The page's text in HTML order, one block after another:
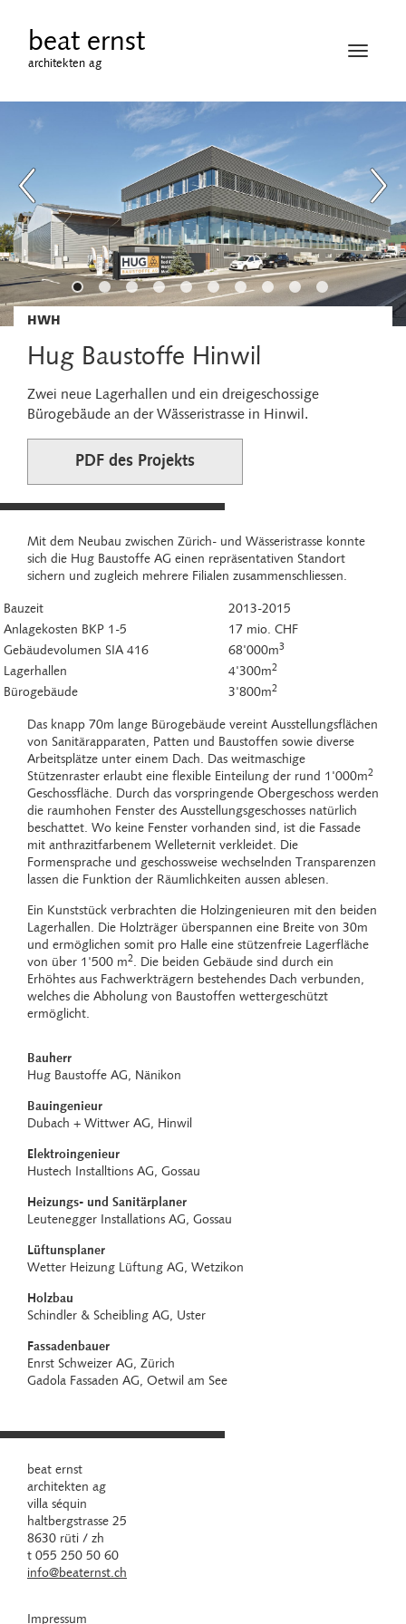
beat ernst
architekten ag
HWH
Hug Baustoffe Hinwil
Zwei neue Lagerhallen und ein dreigeschossige
Bürogebäude an der Wässeristrasse in Hinwil.
PDF des Projekts
Mit dem Neubau zwischen Zürich- und Wässeristrasse konnte
sich die Hug Baustoffe AG einen repräsentativen Standort
sichern und zugleich mehrere Filialen zusammenschliessen.
Bauzeit
2013-2015
Anlagekosten BKP 1-5
17 mio. CHF
Gebäudevolumen SIA 416
68'000m3
Lagerhallen 4'300m2
Bürogebäude 3'800m2
Das knapp 70m lange Bürogebäude vereint Ausstellungsflächen
von Sanitärapparaten, Patten und Baustoffen sowie diverse
Arbeitsplätze unter einem Dach. Das weitmaschige
Stützenraster erlaubt eine flexible Einteilung der rund 1'000m2
Geschossfläche. Durch das vorspringende Obergeschoss werden
die raumhohen Fenster des Ausstellungsgeschosses natürlich
beschattet. Wo keine Fenster vorhanden sind, ist die Fassade
mit anthrazitfarbenem Welleternit verkleidet. Die
Formensprache und geschossweise wechselnden Transparenzen
lassen die Funktion der Räumlichkeiten aussen ablesen.
Ein Kunststück verbrachten die Holzingenieuren mit den beiden
Lagerhallen. Die Holzträger überspannen eine Breite von 30m
und ermöglichen somit pro Halle eine stützenfreie Lagerfläche
von über 1'500 m2. Die beiden Gebäude sind durch ein
Erhöhtes aus Fachwerkträgern bestehendes Dach verbunden,
welches die Abholung von Baustoffen wettergeschützt
ermöglicht.
Bauherr
Hug Baustoffe AG, Nänikon
Bauingenieur
Dubach + Wittwer AG, Hinwil
Elektroingenieur
Hustech Installtions AG, Gossau
Heizungs- und Sanitärplaner
Leutenegger Installations AG, Gossau
Lüftunsplaner
Wetter Heizung Lüftung AG, Wetzikon
Holzbau
Schindler & Scheibling AG, Uster
Fassadenbauer
Enrst Schweizer AG, Zürich
Gadola Fassaden AG, Oetwil am See
beat ernst
architekten ag
villa séquin
haltbergstrasse 25
8630 rüti / zh
t 055 250 50 60
info@beaternst.ch
Impressum